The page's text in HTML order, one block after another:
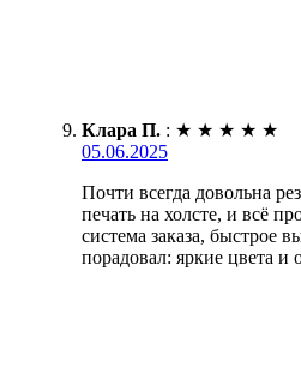
Клара П. : ★ ★ ★ ★ ★
05.06.2025
Почти всегда довольна
печать на холсте, и всё
система заказа, быстрое
порадовал: яркие цвета и